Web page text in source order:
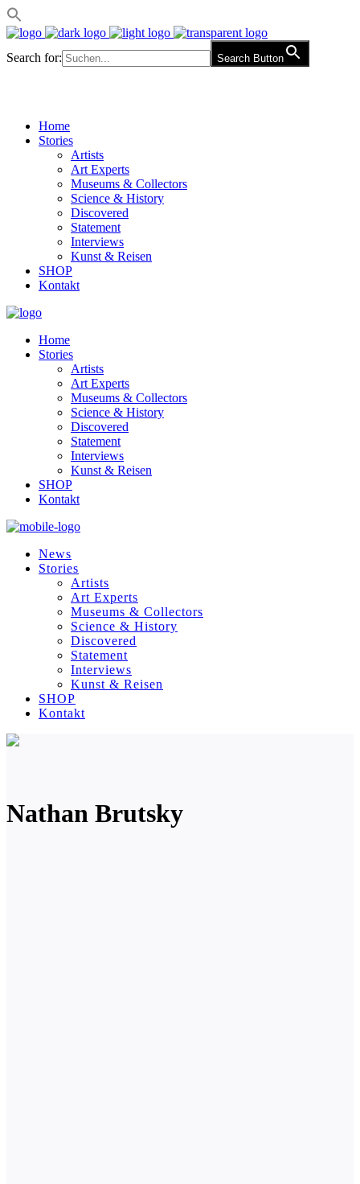
Search for: Search Button
Home
Stories
Artists
Art Experts
Museums & Collectors
Science & History
Discovered
Statement
Interviews
Kunst & Reisen
SHOP
Kontakt
Home
Stories
Artists
Art Experts
Museums & Collectors
Science & History
Discovered
Statement
Interviews
Kunst & Reisen
SHOP
Kontakt
News
Stories
Artists
Art Experts
Museums & Collectors
Science & History
Discovered
Statement
Interviews
Kunst & Reisen
SHOP
Kontakt
Nathan Brutsky